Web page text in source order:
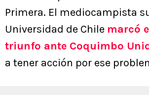
Primera. El mediocampista
Universidad de Chile marcó
triunfo ante Coquimbo
a tener acción por ese